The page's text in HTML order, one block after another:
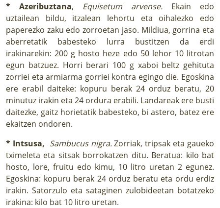
* Azeribuztana, Equisetum arvense. Ekain edo
uztailean bildu, itzalean lehortu eta oihalezko edo
paperezko zaku edo zorroetan jaso. Mildiua, gorrina eta
aberretatik babesteko lurra bustitzen da erdi
irakinarekin: 200 g hosto heze edo 50 lehor 10 litrotan
egun batzuez. Horri berari 100 g xaboi beltz gehituta
zorriei eta armiarma gorriei kontra egingo die. Egoskina
ere erabil daiteke: kopuru berak 24 orduz beratu, 20
minutuz irakin eta 24 ordura erabili. Landareak ere busti
daitezke, gaitz horietatik babesteko, bi astero, batez ere
ekaitzen ondoren.
* Intsusa, Sambucus nigra.Zorriak, tripsak eta gaueko
tximeleta eta sitsak borrokatzen ditu. Beratua: kilo bat
hosto, lore, fruitu edo kimu, 10 litro uretan 2 egunez.
Egoskina: kopuru berak 24 orduz beratu eta ordu erdiz
irakin. Satorzulo eta sataginen zulobideetan botatzeko
irakina: kilo bat 10 litro uretan.